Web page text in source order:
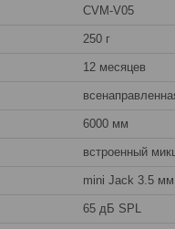
CVM-V05
250 г
12 месяцев
6000 мм
встроенный
mini Jack 3.5
65 дБ SPL